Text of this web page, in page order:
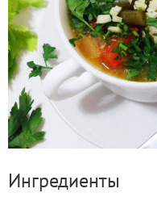
Ингредиенты